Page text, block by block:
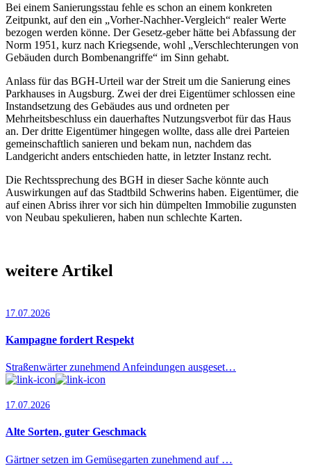
Bei einem Sanierungsstau fehle es schon an einem konkreten
Zeitpunkt, auf den ein „Vorher-Nachher-Vergleich“ realer Werte
bezogen werden könne. Der Gesetz-geber hätte bei Abfassung der
Norm 1951, kurz nach Kriegsende, wohl „Verschlechterungen von
Gebäuden durch Bombenangriffe“ im Sinn gehabt.
Anlass für das BGH-Urteil war der Streit um die Sanierung eines
Parkhauses in Augsburg. Zwei der drei Eigentümer schlossen eine
Instandsetzung des Gebäudes aus und ordneten per
Mehrheitsbeschluss ein dauerhaftes Nutzungsverbot für das Haus
an. Der dritte Eigentümer hingegen wollte, dass alle drei Parteien
gemeinschaftlich sanieren und bekam nun, nachdem das
Landgericht anders entschieden hatte, in letzter Instanz recht.
Die Rechtssprechung des BGH in dieser Sache könnte auch
Auswirkungen auf das Stadtbild Schwerins haben. Eigentümer, die
auf einen Abriss ihrer vor sich hin dümpelten Immobilie zugunsten
von Neubau spekulieren, haben nun schlechte Karten.
weitere Artikel
17.07.2026
Kampagne fordert Respekt
Straßenwärter zunehmend Anfeindungen ausgeset…
17.07.2026
Alte Sorten, guter Geschmack
Gärtner setzen im Gemüsegarten zunehmend auf …